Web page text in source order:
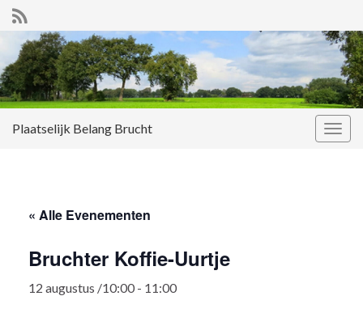
Plaatselijk Belang Brucht
« Alle Evenementen
Bruchter Koffie-Uurtje
12 augustus /10:00 - 11:00